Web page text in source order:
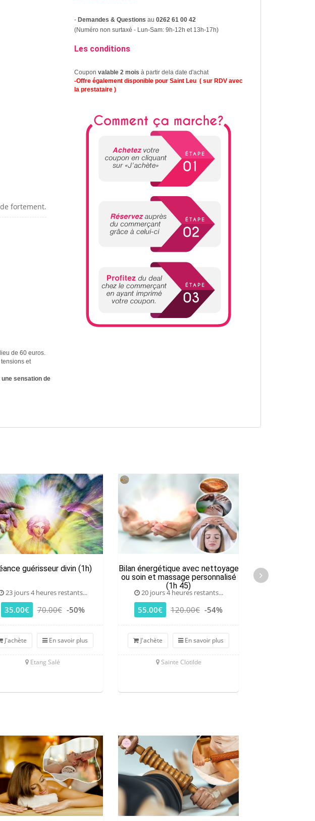
fortement.
de 60 euros.
tensions et
sensation de
-Demandes & Questions au 0262 61 00 42
(Numéro non surtaxé - Lun-Sam: 9h-12h et 13h-17h)
Les conditions
Coupon valable 2 mois à partir dela date d'achat
-Offre également disponible pour Saint Leu ( sur RDV avec
la prestataire )
guérisseur divin (1h)
23 jours 4 heures restants...
35.00€ 70.00€ -50%
J'achète En savoir plus
Etang Salé
Bilan énergétique avec nettoyage
ou soin et massage personnalisé
(1h 45)
20 jours 4 heures restants...
55.00€ 120.00€ -54%
J'achète En savoir plus
Sainte Clotilde